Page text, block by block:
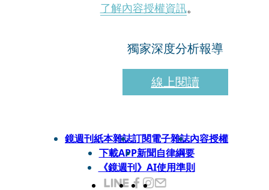
了解內容授權資訊。
獨家深度分析報導
線上閱讀
鏡週刊紙本雜誌訂閱電子雜誌內容授權
下載APP新聞自律綱要
《鏡週刊》AI使用準則